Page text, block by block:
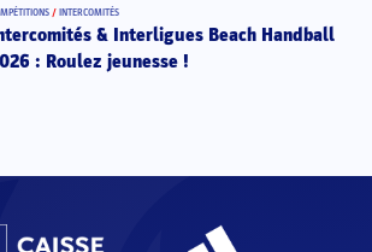
/ INTERCOMITÉS
& Interligues Beach Handball
: Roulez jeunesse !